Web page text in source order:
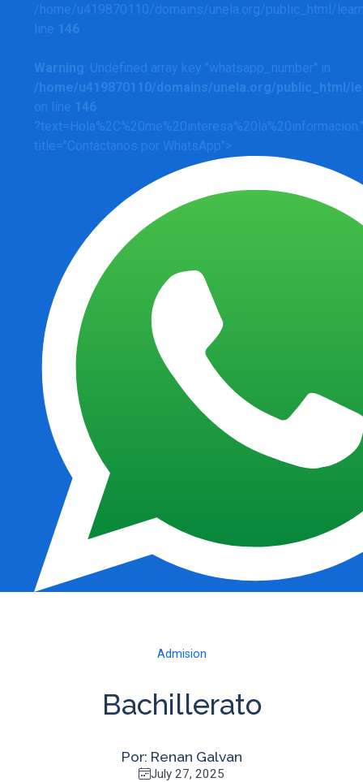
/home/u419870110/domains/unela.org/public_html/
line 146
Warning: Undefined array key "whatsapp_number" in
/home/u419870110/domains/unela.org/public_html/
on line 146
title="Contáctanos por WhatsApp">
Admision
Bachillerato
Por: Renan Galvan
July 27, 2025